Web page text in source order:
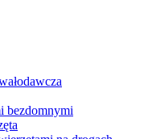
bezdomnymi